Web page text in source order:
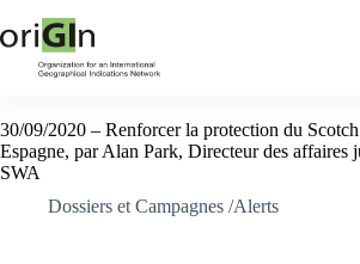
30/09/2020 – Renforcer la protection du
Espagne, par Alan Park, Directeur des affaires
SWA
Dossiers et Campagnes /Alerts